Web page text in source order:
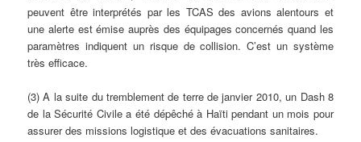
peuvent être interprétés par les TCAS des avions alentours et
une alerte est émise auprès des équipages concernés quand les
paramètres indiquent un risque de collision. C’est un système
très efficace.
(3) A la suite du tremblement de terre de janvier 2010, un Dash 8
de la Sécurité Civile a été dépêché à Haïti pendant un mois pour
assurer des missions logistique et des évacuations sanitaires.